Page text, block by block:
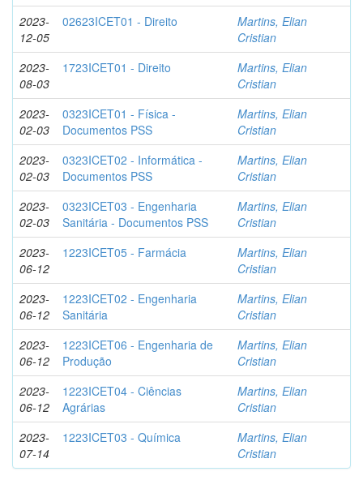
2023-
12-05
02623ICET01 - Direito
Martins, Elian
Cristian
2023-
08-03
1723ICET01 - Direito
Martins, Elian
Cristian
2023-
02-03
0323ICET01 - Física -
Documentos PSS
Martins, Elian
Cristian
2023-
02-03
0323ICET02 - Informática -
Documentos PSS
Martins, Elian
Cristian
2023-
02-03
0323ICET03 - Engenharia
Sanitária - Documentos PSS
Martins, Elian
Cristian
2023-
06-12
1223ICET05 - Farmácia
Martins, Elian
Cristian
2023-
06-12
1223ICET02 - Engenharia
Sanitária
Martins, Elian
Cristian
2023-
06-12
1223ICET06 - Engenharia de
Produção
Martins, Elian
Cristian
2023-
06-12
1223ICET04 - Ciências
Agrárias
Martins, Elian
Cristian
2023-
07-14
1223ICET03 - Química
Martins, Elian
Cristian